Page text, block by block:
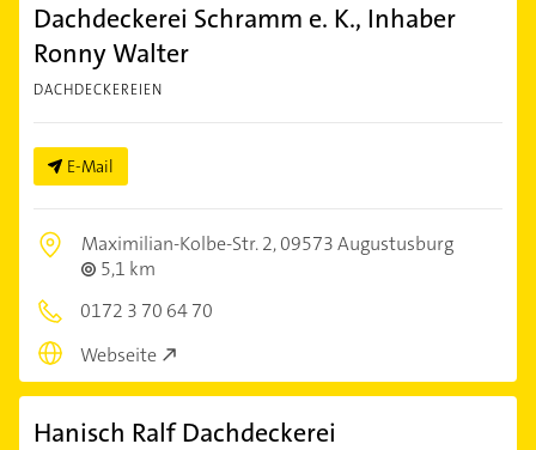
Dachdeckerei Schramm e. K., Inhaber
Ronny Walter
DACHDECKEREIEN
E-Mail
Maximilian-Kolbe-Str. 2,09573 Augustusburg
5,1 km
0172 3 70 64 70
Webseite
Hanisch Ralf Dachdeckerei